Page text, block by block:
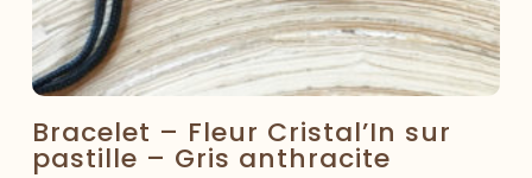
Bracelet – Fleur Cristal’In sur
pastille – Gris anthracite